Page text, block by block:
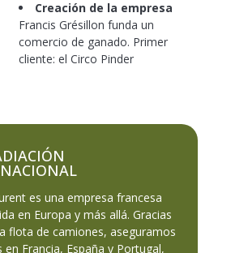
Creación de la empresa
Francis Grésillon funda un
comercio de ganado. Primer
cliente: el Circo Pinder
es una empresa francesa
en Europa y más allá. Gracias
flota de camiones, aseguramos
en Francia, España y Portugal,